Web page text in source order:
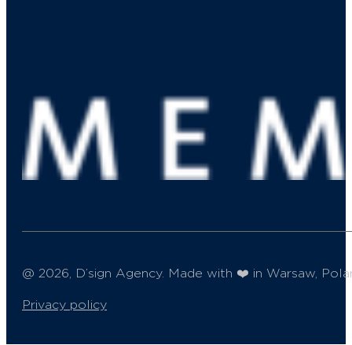
@ 2026, D’sign Agency. Made with ❤️ in Warsaw,
Privacy policy